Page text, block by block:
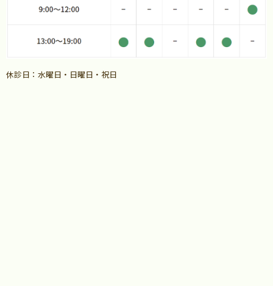
休診日：水曜日・日曜日・祝日